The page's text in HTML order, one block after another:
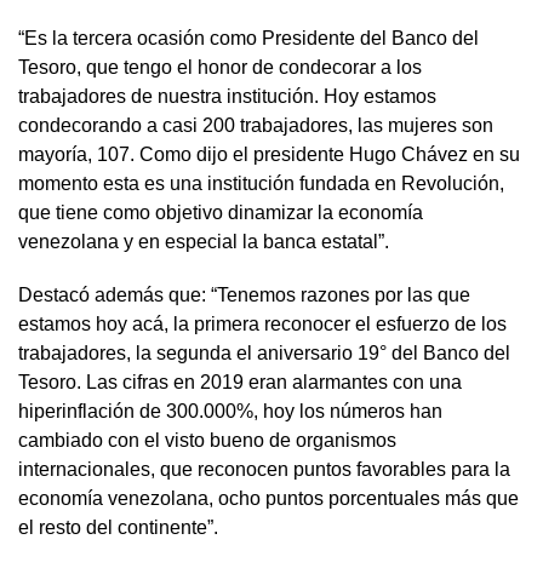
“Es la tercera ocasión como Presidente del Banco del
Tesoro, que tengo el honor de condecorar a los
trabajadores de nuestra institución. Hoy estamos
condecorando a casi 200 trabajadores, las mujeres son
mayoría, 107. Como dijo el presidente Hugo Chávez en su
momento esta es una institución fundada en Revolución,
que tiene como objetivo dinamizar la economía
venezolana y en especial la banca estatal”.
Destacó además que: “Tenemos razones por las que
estamos hoy acá, la primera reconocer el esfuerzo de los
trabajadores, la segunda el aniversario 19° del Banco del
Tesoro. Las cifras en 2019 eran alarmantes con una
hiperinflación de 300.000%, hoy los números han
cambiado con el visto bueno de organismos
internacionales, que reconocen puntos favorables para la
economía venezolana, ocho puntos porcentuales más que
el resto del continente”.